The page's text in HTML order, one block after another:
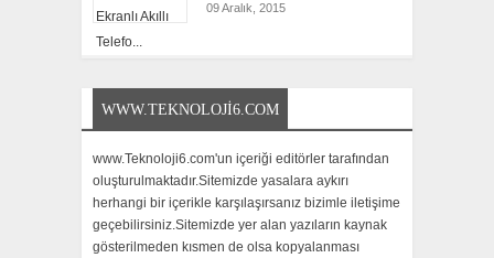
09 Aralık, 2015
WWW.TEKNOLOJI6.COM
www.Teknoloji6.com'un içeriği editörler tarafından
oluşturulmaktadır.Sitemizde yasalara aykırı
herhangi bir içerikle karşılaşırsanız bizimle iletişime
geçebilirsiniz.Sitemizde yer alan yazıların kaynak
gösterilmeden kısmen de olsa kopyalanması